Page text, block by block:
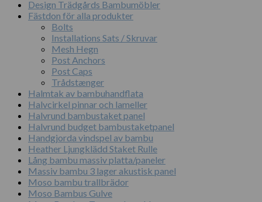
Design Trädgårds Bambumöbler
Fästdon för alla produkter
Bolts
Installations Sats / Skruvar
Mesh Hegn
Post Anchors
Post Caps
Trådstænger
Halmtak av bambuhandflata
Halvcirkel pinnar och lameller
Halvrund bambustaket panel
Halvrund budget bambustaketpanel
Handgjorda vindspel av bambu
Heather Ljungklädd Staket Rulle
Lång bambu massiv platta/paneler
Massiv bambu 3 lager akustisk panel
Moso bambu trallbrädor
Moso Bambus Gulve